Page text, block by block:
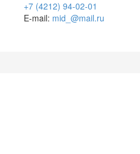
+7 (4212) 94-02-01
E-mail: mid_@mail.ru